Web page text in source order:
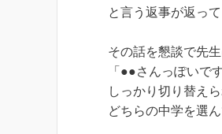
と言う返事が返って
その話を懇談で先
「●●さんっぽいで
しっかり切り替えら
どちらの中学を選